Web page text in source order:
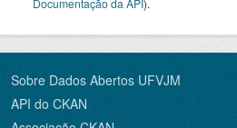
Documentação da API).
Sobre Dados Abertos UFVJM
API do CKAN